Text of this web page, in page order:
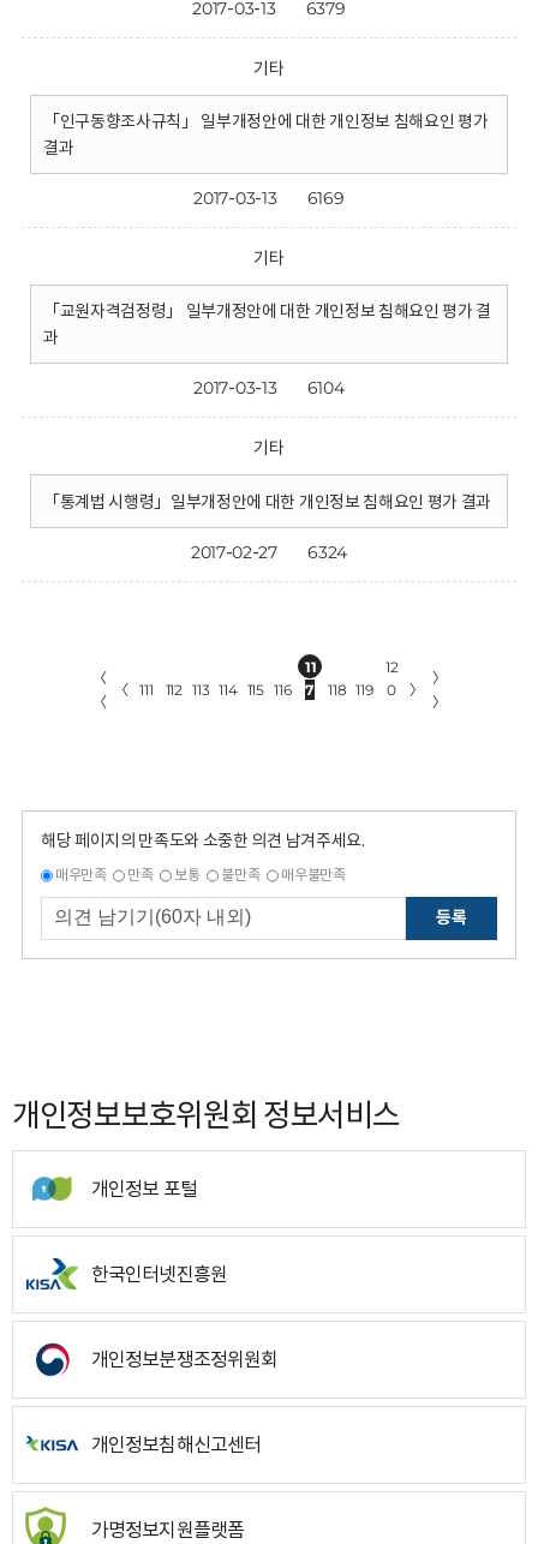
2017-03-13 6379
기타
「인구동향조사규칙」 일부개정안에 대한 개인정보 침해요인 평가
결과
2017-03-13 6169
기타
「교원자격검정령」 일부개정안에 대한 개인정보 침해요인 평가 결
과
2017-03-13 6104
기타
「통계법 시행령」일부개정안에 대한 개인정보 침해요인 평가 결과
2017-02-27 6324
〈
〈
〈 111 112 113 114 115 116
11
7
118 119
12
0
〉
〉
〉
해당 페이지의 만족도와 소중한 의견 남겨주세요.
매우만족 만족 보통 불만족 매우불만족
등록
개인정보보호위원회 정보서비스
개인정보 포털
한국인터넷진흥원
개인정보분쟁조정위원회
개인정보침해신고센터
가명정보지원플랫폼